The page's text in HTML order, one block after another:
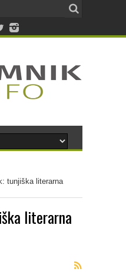
tunjiška literarna
literarna